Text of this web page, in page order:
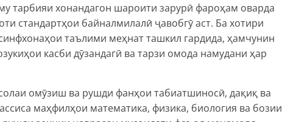
тарбияи хонандагон шароити зарурӣ фароҳам оварда
стандартҳои байналмилалӣ ҷавобгӯ аст. Ба хотири
таълими меҳнат ташкил гардида, ҳамчунин
касби дӯзандагӣ ва тарзи омода намудани ҳар
омӯзиш ва рушди фанҳои табиатшиносӣ, дақиқ ва
маҳфилҳои математика, физика, биология ва бозии